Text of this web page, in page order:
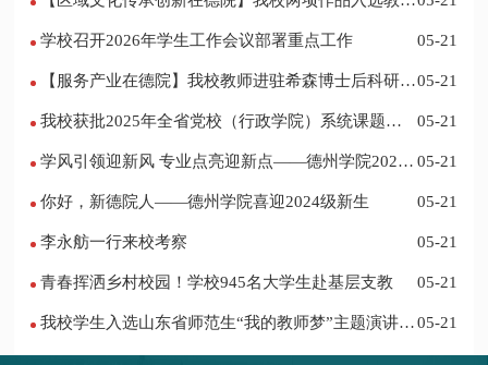
学校召开2026年学生工作会议部署重点工作 05-21
05-21
我校获批2025年全省党校（行政学院）系统课题立
05-21
学风引领迎新风 专业点亮迎新点——德州学院2024
05-21
你好，新德院人——德州学院喜迎2024级新生 05-21
李永舫一行来校考察 05-21
青春挥洒乡村校园！学校945名大学生赴基层支教 05-21
我校学生入选山东省师范生“我的教师梦”主题演讲活
05-21